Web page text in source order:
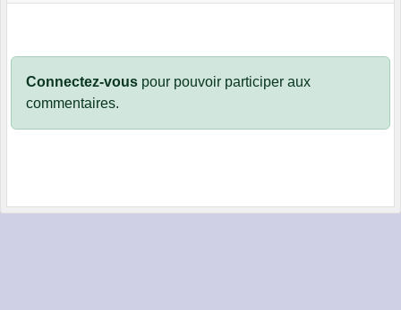
Connectez-vous pour pouvoir participer aux
commentaires.